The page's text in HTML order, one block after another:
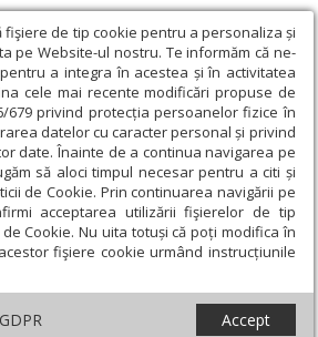
fişiere de tip cookie pentru a personaliza și
pe Website-ul nostru. Te informăm că ne-
a integra în acestea și în activitatea
cele mai recente modificări propuse de
679 privind protecția persoanelor fizice în
datelor cu caracter personal și privind
date. Înainte de a continua navigarea pe
să aloci timpul necesar pentru a citi și
de Cookie. Prin continuarea navigării pe
acceptarea utilizării fişierelor de tip
Cookie. Nu uita totuși că poți modifica în
fişiere cookie urmând instrucțiunile
GDPR Accept
religioasă › Știri › Binecuvântare
credincioșii tulceni